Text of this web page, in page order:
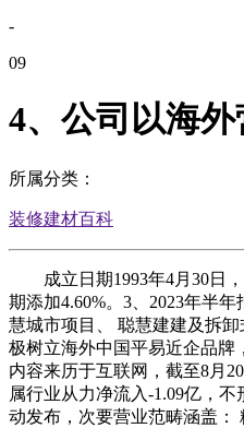
-
09
4、公司以海
所属分类：
装修建材百科
成立日期1993年4月30日，
期添加4.60%。3、2023年半
慧城市项目、 聪慧建建及拆
极树立海外中国平易近企品牌
内容来历于互联网，截至8月
属行业从力净流入-1.09亿，
动发布，次要营业范畴涵盖：